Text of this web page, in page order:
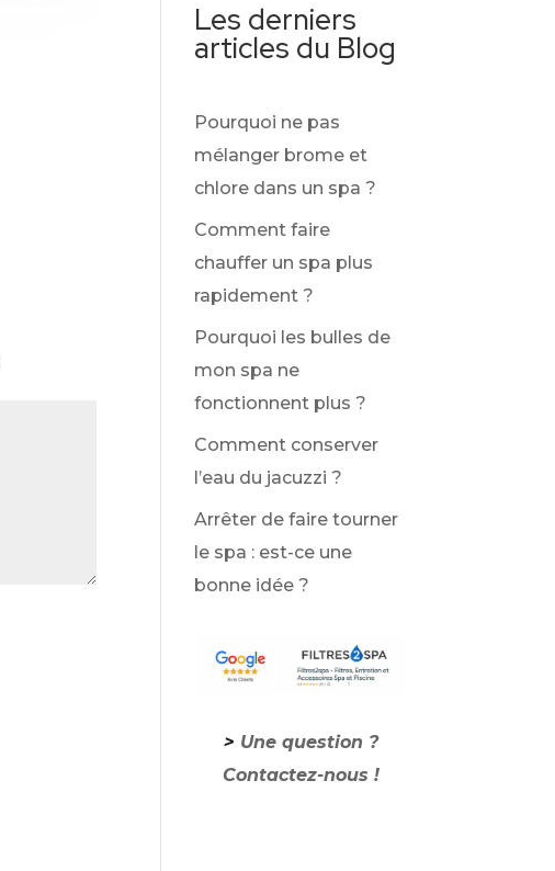
Les derniers
articles du Blog
Pourquoi ne pas
mélanger brome et
chlore dans un spa ?
Comment faire
chauffer un spa plus
rapidement ?
Pourquoi les bulles de
mon spa ne
fonctionnent plus ?
Comment conserver
l’eau du jacuzzi ?
Arrêter de faire tourner
le spa : est-ce une
bonne idée ?
> Une question ?
Contactez-nous !